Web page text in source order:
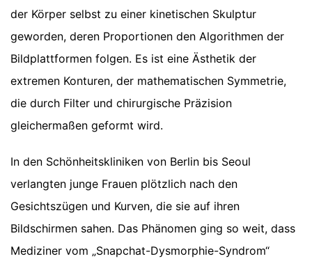
der Körper selbst zu einer kinetischen Skulptur
geworden, deren Proportionen den Algorithmen der
Bildplattformen folgen. Es ist eine Ästhetik der
extremen Konturen, der mathematischen Symmetrie,
die durch Filter und chirurgische Präzision
gleichermaßen geformt wird.
In den Schönheitskliniken von Berlin bis Seoul
verlangten junge Frauen plötzlich nach den
Gesichtszügen und Kurven, die sie auf ihren
Bildschirmen sahen. Das Phänomen ging so weit, dass
Mediziner vom „Snapchat-Dysmorphie-Syndrom“